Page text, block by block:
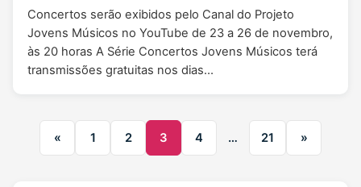
Concertos serão exibidos pelo Canal do Projeto
Jovens Músicos no YouTube de 23 a 26 de novembro,
às 20 horas A Série Concertos Jovens Músicos terá
transmissões gratuitas nos dias…
« 1 2 3 4 … 21 »